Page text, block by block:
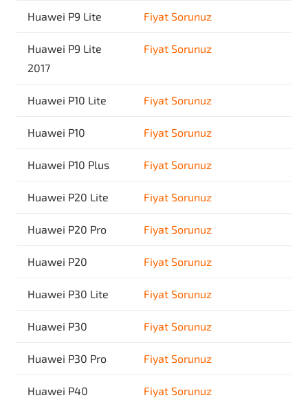
Huawei P9 Lite Fiyat Sorunuz
Huawei P9 Lite
2017
Fiyat Sorunuz
Huawei P10 Lite Fiyat Sorunuz
Huawei P10 Fiyat Sorunuz
Huawei P10 Plus Fiyat Sorunuz
Huawei P20 Lite Fiyat Sorunuz
Huawei P20 Pro Fiyat Sorunuz
Huawei P20 Fiyat Sorunuz
Huawei P30 Lite Fiyat Sorunuz
Huawei P30 Fiyat Sorunuz
Huawei P30 Pro Fiyat Sorunuz
Huawei P40 Fiyat Sorunuz